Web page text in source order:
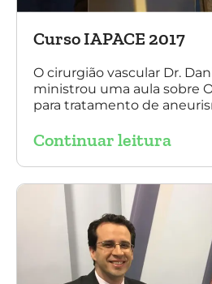
Curso IAPACE 2017
O cirurgião vascular Dr.
ministrou uma aula sobre
para tratamento de
2017). Agradecemos a
Sergio Belczak pelo
Continuar leitura